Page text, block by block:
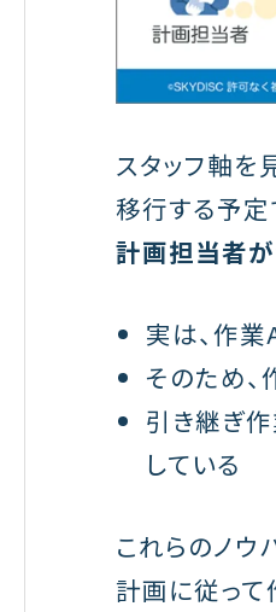
スタッフ軸を
移行する予定
計画担当者
実は、作
そのため
引き継ぎ
している
これらのノウ
計画に従って